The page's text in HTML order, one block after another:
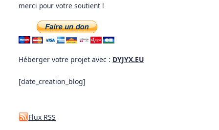
merci pour votre soutient !
Héberger votre projet avec : DYJYX.EU
[date_creation_blog]
Flux RSS